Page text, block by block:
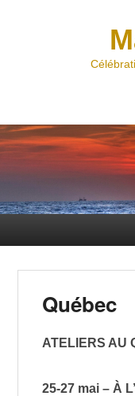
Québec
ATELIERS AU
25-27 mai – À